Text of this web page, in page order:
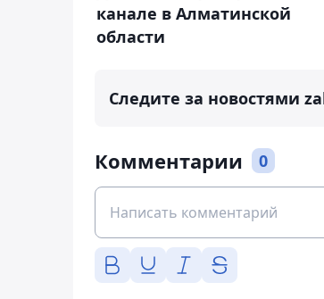
канале в Алматинской
области
Следите за новостями
Комментарии 0